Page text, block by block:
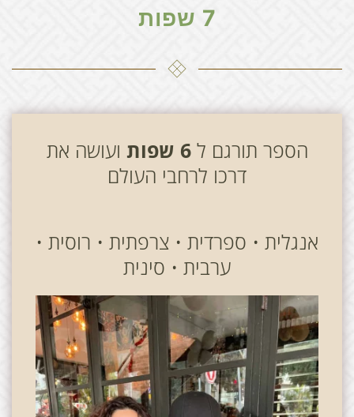
7 שפות
הספר תורגם ל 6 שפות
ועושה את
דרכו לרחבי העולם
אנגלית • ספרדית • צרפתית • רוסית •
ערבית • סינית